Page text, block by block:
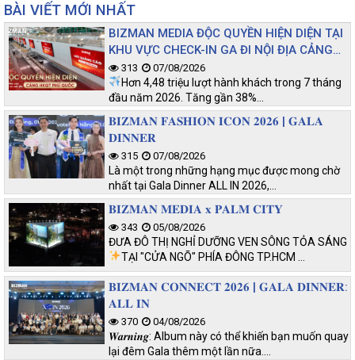
BÀI VIẾT MỚI NHẤT
BIZMAN MEDIA ĐỘC QUYỀN HIỆN DIỆN TẠI
KHU VỰC CHECK-IN GA ĐI NỘI ĐỊA CẢNG
HKQT PHÚ QUỐC
313 07/08/2026
Hơn 4,48 triệu lượt hành khách trong 7 tháng
đầu năm 2026. Tăng gần 38%…
𝐁𝐈𝐙𝐌𝐀𝐍 𝐅𝐀𝐒𝐇𝐈𝐎𝐍 𝐈𝐂𝐎𝐍 𝟐𝟎𝟐𝟔 | 𝐆𝐀𝐋𝐀
𝐃𝐈𝐍𝐍𝐄𝐑
315 07/08/2026
Là một trong những hạng mục được mong chờ
nhất tại Gala Dinner ALL IN 2026,…
𝐁𝐈𝐙𝐌𝐀𝐍 𝐌𝐄𝐃𝐈𝐀 𝐱 𝐏𝐀𝐋𝐌 𝐂𝐈𝐓𝐘
343 05/08/2026
ĐƯA ĐÔ THỊ NGHỈ DƯỠNG VEN SÔNG TỎA SÁNG
TẠI "CỬA NGÕ" PHÍA ĐÔNG TP.HCM
𝐁𝐈𝐙𝐌𝐀𝐍 𝐂𝐎𝐍𝐍𝐄𝐂𝐓 𝟐𝟎𝟐𝟔 | 𝐆𝐀𝐋𝐀 𝐃𝐈𝐍𝐍𝐄𝐑:
𝐀𝐋𝐋 𝐈𝐍
370 04/08/2026
𝑾𝒂𝒓𝒏𝒊𝒏𝒈: Album này có thể khiến bạn muốn quay
lại đêm Gala thêm một lần nữa.…